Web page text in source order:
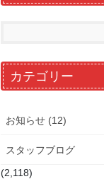
カテゴリー
お知らせ (12)
スタッフブログ
(2,118)